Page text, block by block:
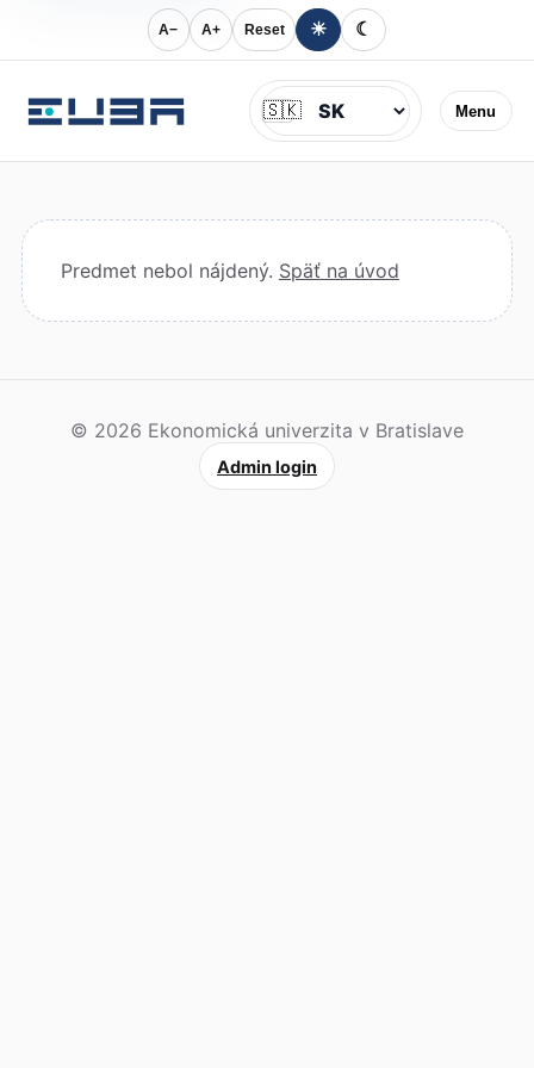
A− A+ Reset ☀ ☾
Menu
Jazyk
🇸🇰
Predmet nebol nájdený. Späť na úvod
© 2026 Ekonomická univerzita v Bratislave
Admin login